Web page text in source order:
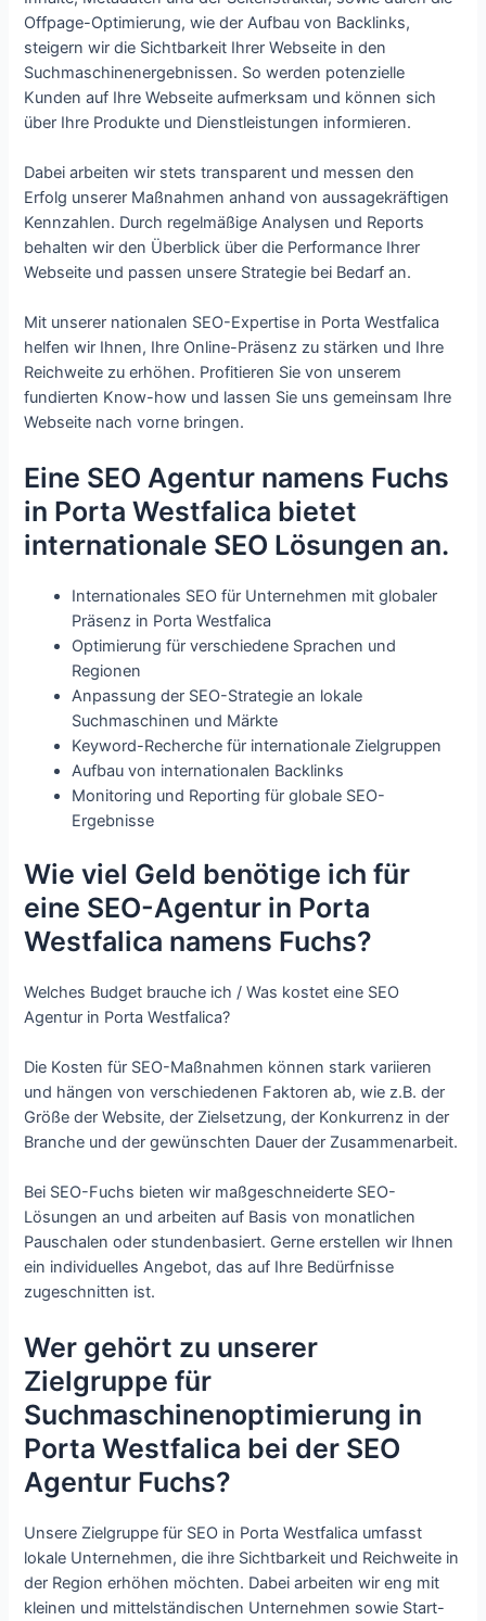
Offpage-Optimierung, wie der Aufbau von Backlinks,
steigern wir die Sichtbarkeit Ihrer Webseite in den
Suchmaschinenergebnissen. So werden potenzielle
Kunden auf Ihre Webseite aufmerksam und können sich
über Ihre Produkte und Dienstleistungen informieren.
Dabei arbeiten wir stets transparent und messen den
Erfolg unserer Maßnahmen anhand von aussagekräftigen
Kennzahlen. Durch regelmäßige Analysen und Reports
behalten wir den Überblick über die Performance Ihrer
Webseite und passen unsere Strategie bei Bedarf an.
Mit unserer nationalen SEO-Expertise in Porta Westfalica
helfen wir Ihnen, Ihre Online-Präsenz zu stärken und Ihre
Reichweite zu erhöhen. Profitieren Sie von unserem
fundierten Know-how und lassen Sie uns gemeinsam Ihre
Webseite nach vorne bringen.
Eine SEO Agentur namens Fuchs
in Porta Westfalica bietet
internationale SEO Lösungen an.
Internationales SEO für Unternehmen mit globaler
Präsenz in Porta Westfalica
Optimierung für verschiedene Sprachen und
Regionen
Anpassung der SEO-Strategie an lokale
Suchmaschinen und Märkte
Keyword-Recherche für internationale Zielgruppen
Aufbau von internationalen Backlinks
Monitoring und Reporting für globale SEO-
Ergebnisse
Wie viel Geld benötige ich für
eine SEO-Agentur in Porta
Westfalica namens Fuchs?
Welches Budget brauche ich / Was kostet eine SEO
Agentur in Porta Westfalica?
Die Kosten für SEO-Maßnahmen können stark variieren
und hängen von verschiedenen Faktoren ab, wie z.B. der
Größe der Website, der Zielsetzung, der Konkurrenz in der
Branche und der gewünschten Dauer der Zusammenarbeit.
Bei SEO-Fuchs bieten wir maßgeschneiderte SEO-
Lösungen an und arbeiten auf Basis von monatlichen
Pauschalen oder stundenbasiert. Gerne erstellen wir Ihnen
ein individuelles Angebot, das auf Ihre Bedürfnisse
zugeschnitten ist.
Wer gehört zu unserer
Zielgruppe für
Suchmaschinenoptimierung in
Porta Westfalica bei der SEO
Agentur Fuchs?
Unsere Zielgruppe für SEO in Porta Westfalica umfasst
lokale Unternehmen, die ihre Sichtbarkeit und Reichweite in
der Region erhöhen möchten. Dabei arbeiten wir eng mit
kleinen und mittelständischen Unternehmen sowie Start-